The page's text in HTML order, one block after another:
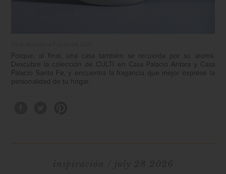
Porque, al final, una casa también se recuerda por su aroma.
Descubre la colección de CULTI en Casa Palacio Antara y Casa
Palacio Santa Fe, y encuentra la fragancia que mejor exprese la
personalidad de tu hogar.